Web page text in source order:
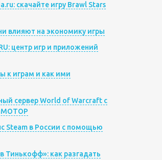
скачайте игру Brawl Stars
влияют на экономику игры
центр игр и приложений
к играм и как ими
сервер World of Warcraft с
Steam в России с помощью
Тинькофф»: как разгадать